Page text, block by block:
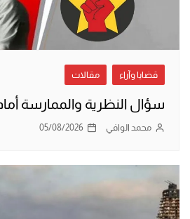
قضايا وآراء مقالات
سؤال النظرية والممارسة أمام
محمد الوافي 05/08/2026